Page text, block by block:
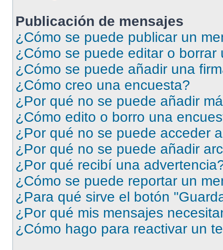
Publicación de mensajes
¿Cómo se puede publicar un
¿Cómo se puede editar o borrar
¿Cómo se puede añadir una
¿Cómo creo una encuesta?
¿Por qué no se puede añadir
¿Cómo edito o borro una
¿Por qué no se puede acceder
¿Por qué no se puede añadir
¿Por qué recibí una
¿Cómo se puede reportar un
¿Para qué sirve el botón
¿Por qué mis mensajes
¿Cómo hago para reactivar un